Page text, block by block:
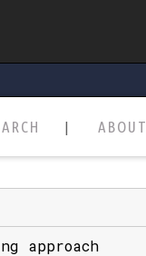
ABOUT
approach